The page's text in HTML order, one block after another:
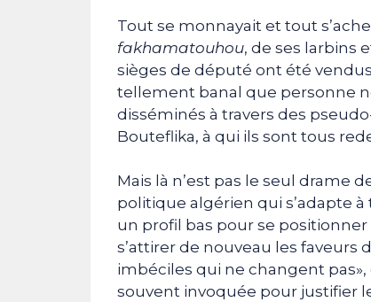
Tout se monnayait et tout
fakhamatouhou, de ses larbins
sièges de député ont été
tellement banal que personne
disséminés à travers des
Bouteflika, à qui ils sont tous
Mais là n’est pas le seul drame
politique algérien qui s’adapte
un profil bas pour se
s’attirer de nouveau les faveurs
imbéciles qui ne changent
souvent invoquée pour justifier